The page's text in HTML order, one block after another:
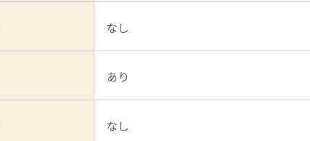
なし
あり
なし